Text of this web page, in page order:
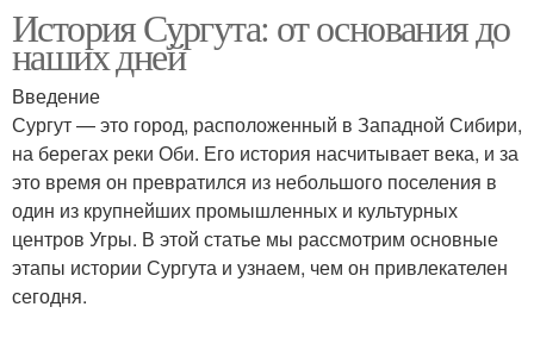
История Сургута: от основания до
наших дней
Введение
Сургут — это город, расположенный в Западной Сибири,
на берегах реки Оби. Его история насчитывает века, и за
это время он превратился из небольшого поселения в
один из крупнейших промышленных и культурных
центров Угры. В этой статье мы рассмотрим основные
этапы истории Сургута и узнаем, чем он привлекателен
сегодня.